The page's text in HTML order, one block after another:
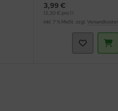
3,99 €
13,30 € pro 1 l
inkl. 7 % MwSt. zzgl.